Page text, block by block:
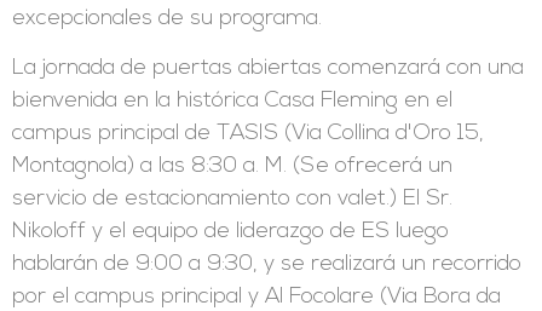
excepcionales de su programa.
La jornada de puertas abiertas comenzará con una
bienvenida en la histórica Casa Fleming en el
campus principal de TASIS (Via Collina d'Oro 15,
Montagnola) a las 8:30 a. M. (Se ofrecerá un
servicio de estacionamiento con valet.) El Sr.
Nikoloff y el equipo de liderazgo de ES luego
hablarán de 9:00 a 9:30, y se realizará un recorrido
por el campus principal y Al Focolare (Via Bora da